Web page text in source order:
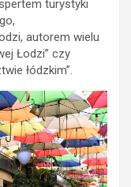
turystyki
autorem wielu
Łodzi” czy
łódzkim”.